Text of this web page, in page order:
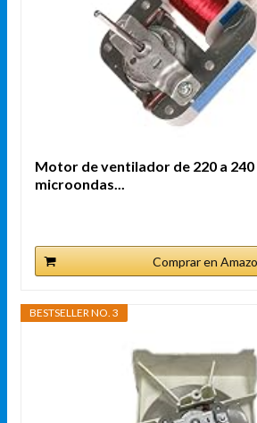
Motor de ventilador de 220 a 240
microondas...
Comprar en
BESTSELLER NO. 3